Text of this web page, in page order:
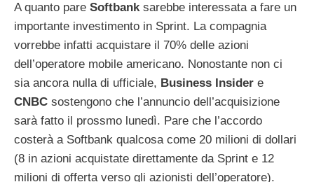
A quanto pare Softbanksarebbe interessata a fare un
importante investimento in Sprint. La compagnia
vorrebbe infatti acquistare il 70% delle azioni
dell’operatore mobile americano. Nonostante non ci
sia ancora nulla di ufficiale, Business Insider e
CNBC sostengono che l’annuncio dell’acquisizione
sarà fatto il prossmo lunedì. Pare che l’accordo
costerà a Softbank qualcosa come 20 milioni di dollari
(8 in azioni acquistate direttamente da Sprint e 12
milioni di offerta verso gli azionisti dell’operatore).